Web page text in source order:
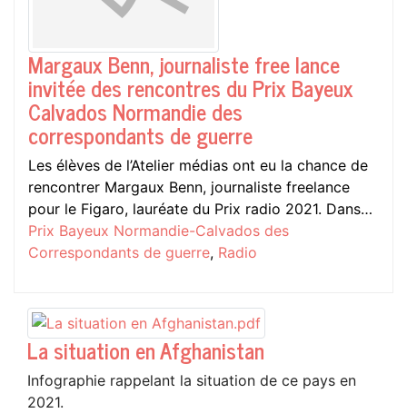
Margaux Benn, journaliste free lance
invitée des rencontres du Prix Bayeux
Calvados Normandie des
correspondants de guerre
Les élèves de l’Atelier médias ont eu la chance de
rencontrer Margaux Benn, journaliste freelance
pour le Figaro, lauréate du Prix radio 2021. Dans…
Prix Bayeux Normandie-Calvados des
Correspondants de guerre, Radio
La situation en Afghanistan
Infographie rappelant la situation de ce pays en
2021.